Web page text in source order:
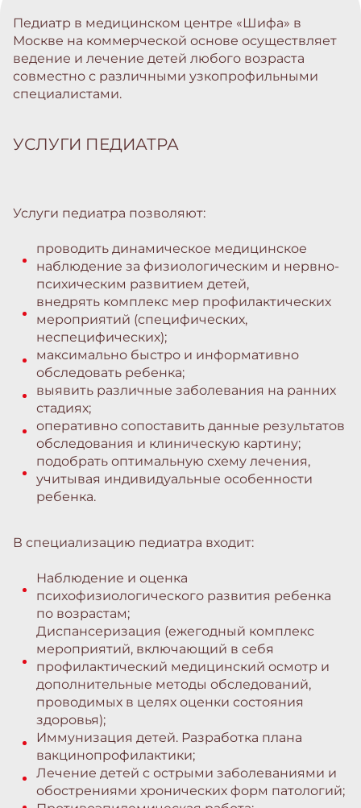
Педиатр в медицинском центре «Шифа» в
Москве на коммерческой основе осуществляет
ведение и лечение детей любого возраста
совместно с различными узкопрофильными
специалистами.
УСЛУГИ ПЕДИАТРА
Услуги педиатра позволяют:
проводить динамическое медицинское
наблюдение за физиологическим и нервно-
психическим развитием детей,
внедрять комплекс мер профилактических
мероприятий (специфических,
неспецифических);
максимально быстро и информативно
обследовать ребенка;
выявить различные заболевания на ранних
стадиях;
оперативно сопоставить данные результатов
обследования и клиническую картину;
подобрать оптимальную схему лечения,
учитывая индивидуальные особенности
ребенка.
В специализацию педиатра входит:
Наблюдение и оценка
психофизиологического развития ребенка
по возрастам;
Диспансеризация (ежегодный комплекс
мероприятий, включающий в себя
профилактический медицинский осмотр и
дополнительные методы обследований,
проводимых в целях оценки состояния
здоровья);
Иммунизация детей. Разработка плана
вакцинопрофилактики;
Лечение детей с острыми заболеваниями и
обострениями хронических форм патологий;